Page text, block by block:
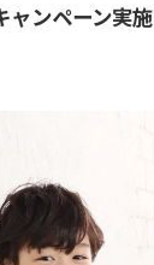
ャンペーン実